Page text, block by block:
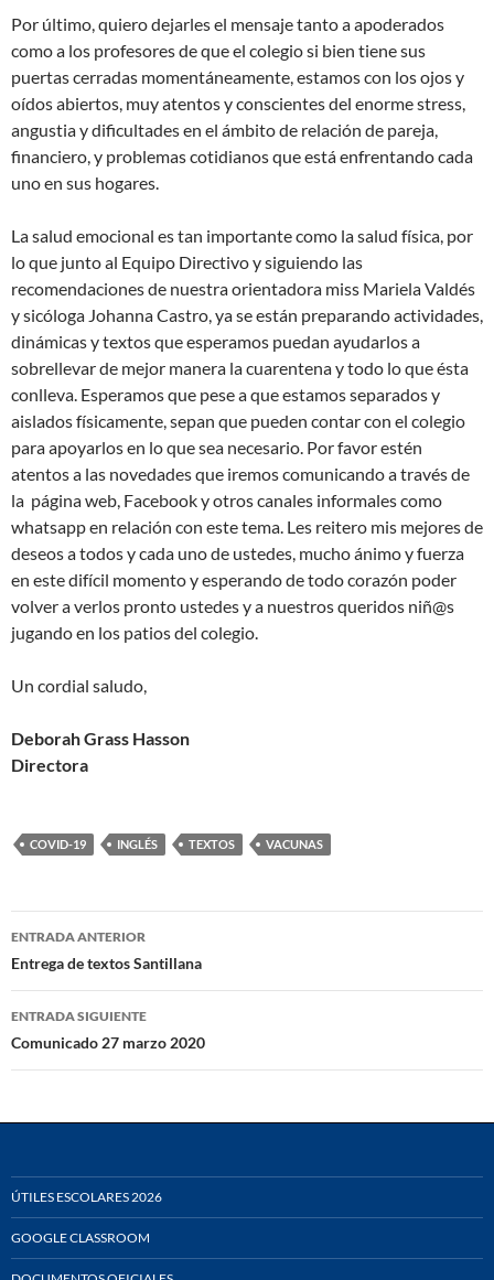
Por último, quiero dejarles el mensaje tanto a apoderados
como a los profesores de que el colegio si bien tiene sus
puertas cerradas momentáneamente, estamos con los ojos y
oídos abiertos, muy atentos y conscientes del enorme stress,
angustia y dificultades en el ámbito de relación de pareja,
financiero, y problemas cotidianos que está enfrentando cada
uno en sus hogares.
La salud emocional es tan importante como la salud física, por
lo que junto al Equipo Directivo y siguiendo las
recomendaciones de nuestra orientadora miss Mariela Valdés
y sicóloga Johanna Castro, ya se están preparando actividades,
dinámicas y textos que esperamos puedan ayudarlos a
sobrellevar de mejor manera la cuarentena y todo lo que ésta
conlleva. Esperamos que pese a que estamos separados y
aislados físicamente, sepan que pueden contar con el colegio
para apoyarlos en lo que sea necesario. Por favor estén
atentos a las novedades que iremos comunicando a través de
la página web, Facebook y otros canales informales como
whatsapp en relación con este tema. Les reitero mis mejores de
deseos a todos y cada uno de ustedes, mucho ánimo y fuerza
en este difícil momento y esperando de todo corazón poder
volver a verlos pronto ustedes y a nuestros queridos niñ@s
jugando en los patios del colegio.
Un cordial saludo,
Deborah Grass Hasson
Directora
COVID-19 INGLÉS TEXTOS VACUNAS
Navegación
de
entradas
ENTRADA ANTERIOR
Entrega de textos Santillana
ENTRADA SIGUIENTE
Comunicado 27 marzo 2020
ÚTILES ESCOLARES 2026
GOOGLE CLASSROOM